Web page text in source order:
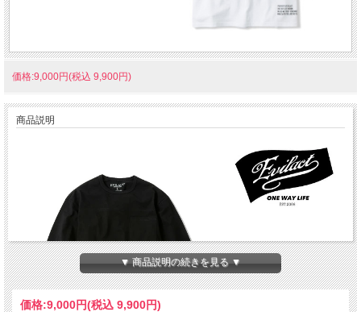
価格:9,000円(税込 9,900円)
商品説明
▼ 商品説明の続きを見る ▼
価格:9,000円(税込 9,900円)